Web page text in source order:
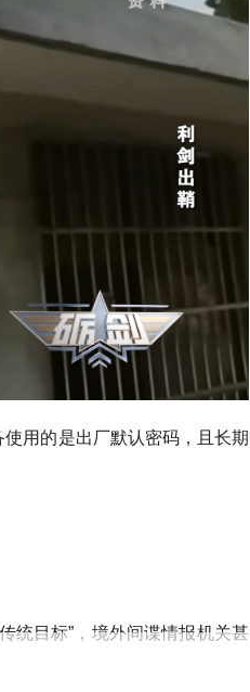
用的是出厂默认密码，且长期
统目标”，境外间谍情报机关甚